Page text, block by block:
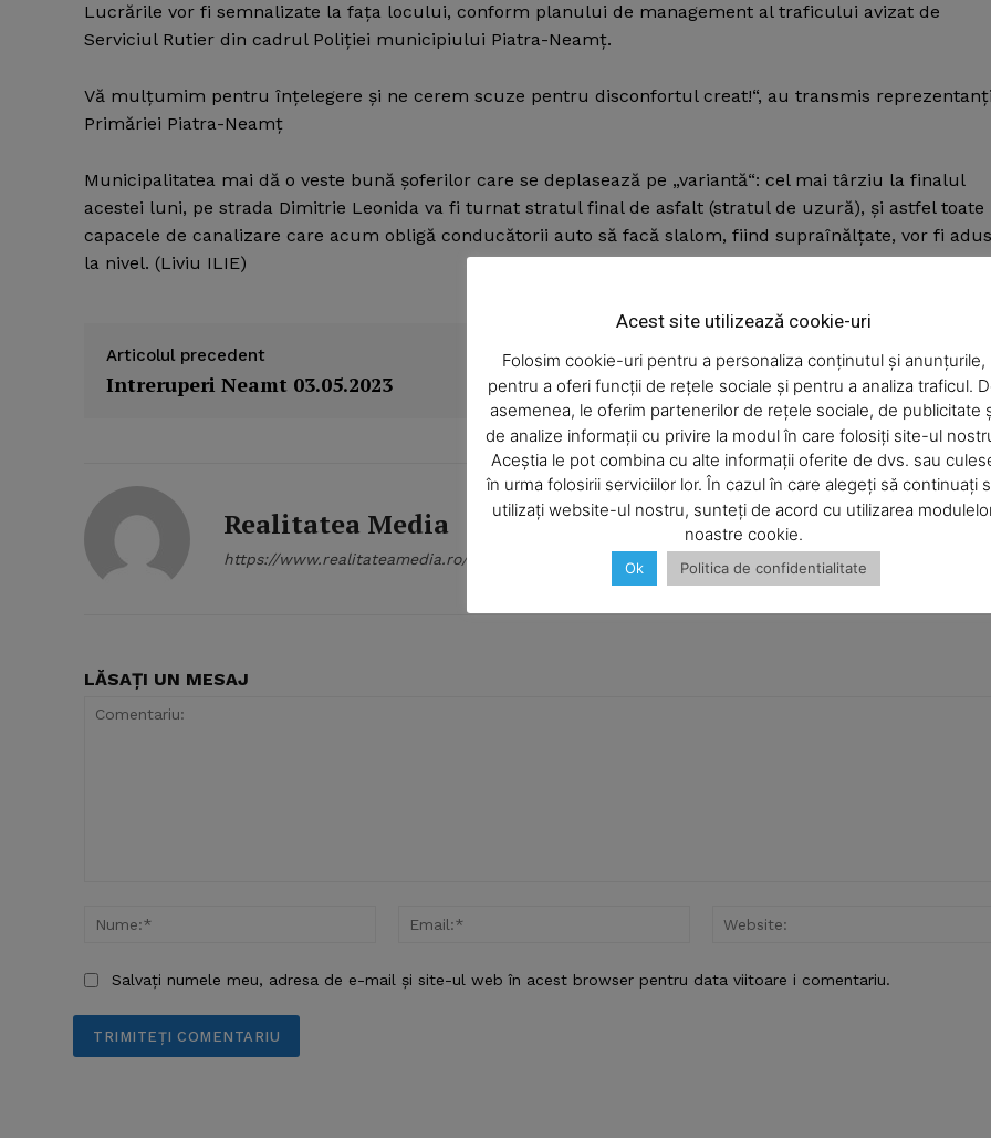
Company
About
Contact us
Subscription Plans
My account
Lucrările vor fi semnalizate la faţa locului, conform planului de management al traficului avizat de
Serviciul Rutier din cadrul Poliţiei municipiului Piatra-Neamţ.
Vă mulţumim pentru înţelegere şi ne cerem scuze pentru disconfortul creat!“, au transmis
Primăriei Piatra-Neamţ
Municipalitatea mai dă o veste bună şoferilor care se deplasează pe „variantă“: cel mai târziu la finalul
acestei luni, pe strada Dimitrie Leonida va fi turnat stratul final de asfalt (stratul de uzură), şi astfel toate
capacele de canalizare care acum obligă conducătorii auto să facă slalom, fiind supraînălţate, vor fi
la nivel. (Liviu ILIE)
Articolul precedent
Intreruperi Neamt 03.05.2023
Articolul următor
Fabrică de cherestea făcută scrum
Realitatea Media
https://www.realitateamedia.ro/
LĂSAȚI UN MESAJ
Nume:*
Email:*
Salvați numele meu, adresa de e-mail și site-ul web în acest browser pentru data viitoare i comentariu.
Acest site utilizează cookie-uri
Folosim cookie-uri pentru a personaliza conținutul și anunțurile,
pentru a oferi funcții de rețele sociale și pentru a analiza traficul.
asemenea, le oferim partenerilor de rețele sociale, de publicitate
de analize informații cu privire la modul în care folosiți site-ul
Aceștia le pot combina cu alte informații oferite de dvs. sau
în urma folosirii serviciilor lor. În cazul în care alegeți să continuați
utilizați website-ul nostru, sunteți de acord cu utilizarea
noastre cookie.
Ok Politica de confidentialitate